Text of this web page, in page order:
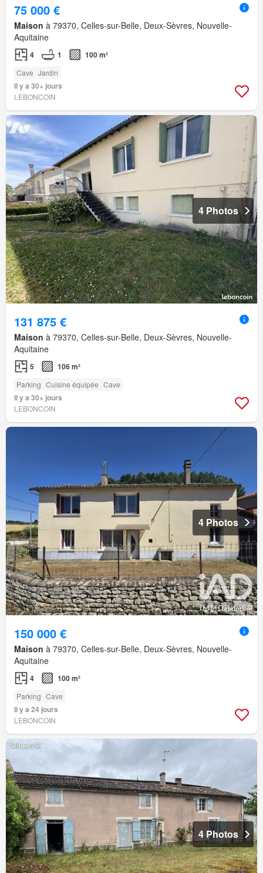
75 000 €
Maison à 79370, Celles-sur-Belle, Deux-Sèvres, Nouvelle-
Aquitaine
4 1 100 m²
Cave Jardin
Il y a 30+ jours
LEBONCOIN
4 Photos
131 875 €
Maison à 79370, Celles-sur-Belle, Deux-Sèvres, Nouvelle-
Aquitaine
5 106 m²
Parking Cuisine équipée Cave
Il y a 30+ jours
LEBONCOIN
4 Photos
150 000 €
Maison à 79370, Celles-sur-Belle, Deux-Sèvres, Nouvelle-
Aquitaine
4 100 m²
Parking Cave
Il y a 24 jours
LEBONCOIN
4 Photos